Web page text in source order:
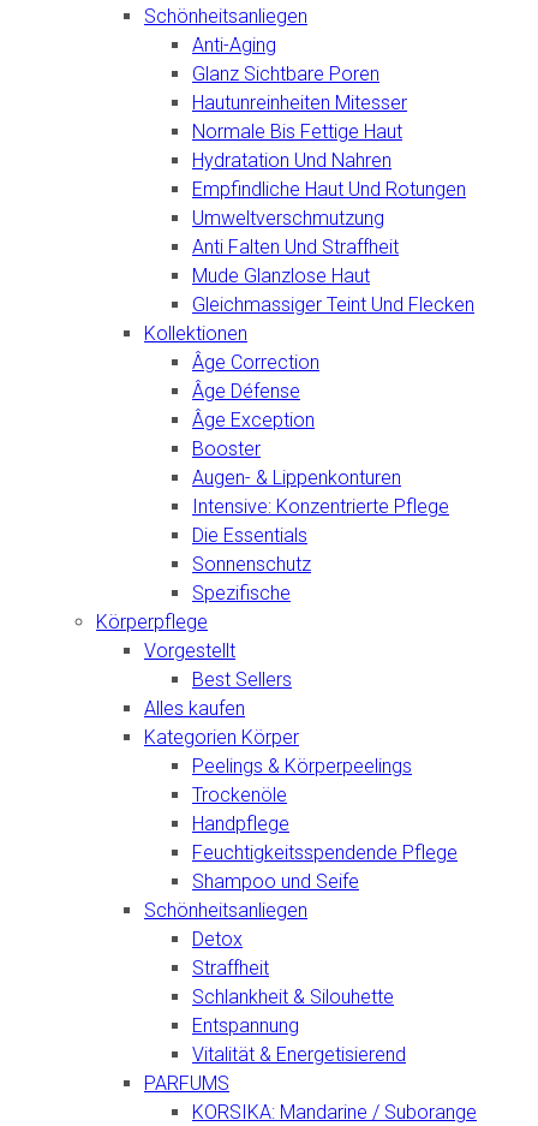
Schönheitsanliegen
Anti-Aging
Glanz Sichtbare Poren
Hautunreinheiten Mitesser
Normale Bis Fettige Haut
Hydratation Und Nahren
Empfindliche Haut Und Rotungen
Umweltverschmutzung
Anti Falten Und Straffheit
Mude Glanzlose Haut
Gleichmassiger Teint Und Flecken
Kollektionen
Âge Correction
Âge Défense
Âge Exception
Booster
Augen- & Lippenkonturen
Intensive: Konzentrierte Pflege
Die Essentials
Sonnenschutz
Spezifische
Körperpflege
Vorgestellt
Best Sellers
Alles kaufen
Kategorien Körper
Peelings & Körperpeelings
Trockenöle
Handpflege
Feuchtigkeitsspendende Pflege
Shampoo und Seife
Schönheitsanliegen
Detox
Straffheit
Schlankheit & Silouhette
Entspannung
Vitalität & Energetisierend
PARFUMS
KORSIKA: Mandarine / Suborange